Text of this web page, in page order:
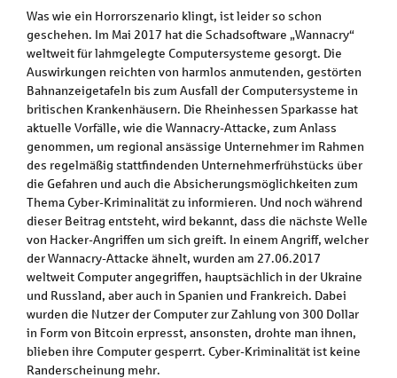
Was wie ein Horrorszenario klingt, ist leider so schon
geschehen. Im Mai 2017 hat die Schadsoftware „Wannacry“
weltweit für lahmgelegte Computersysteme gesorgt. Die
Auswirkungen reichten von harmlos anmutenden, gestörten
Bahnanzeigetafeln bis zum Ausfall der Computersysteme in
britischen Krankenhäusern. Die Rheinhessen Sparkasse hat
aktuelle Vorfälle, wie die Wannacry-Attacke, zum Anlass
genommen, um regional ansässige Unternehmer im Rahmen
des regelmäßig stattfindenden Unternehmerfrühstücks über
die Gefahren und auch die Absicherungsmöglichkeiten zum
Thema Cyber-Kriminalität zu informieren. Und noch während
dieser Beitrag entsteht, wird bekannt, dass die nächste Welle
von Hacker-Angriffen um sich greift. In einem Angriff, welcher
der Wannacry-Attacke ähnelt, wurden am 27.06.2017
weltweit Computer angegriffen, hauptsächlich in der Ukraine
und Russland, aber auch in Spanien und Frankreich. Dabei
wurden die Nutzer der Computer zur Zahlung von 300 Dollar
in Form von Bitcoin erpresst, ansonsten, drohte man ihnen,
blieben ihre Computer gesperrt. Cyber-Kriminalität ist keine
Randerscheinung mehr.